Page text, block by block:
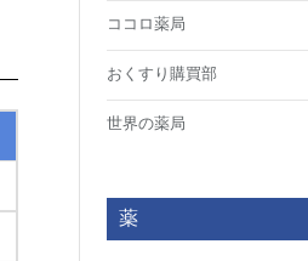
ココロ薬局
おくすり購買部
世界の薬局
薬